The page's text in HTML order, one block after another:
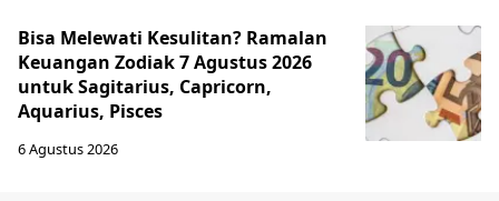
Bisa Melewati Kesulitan? Ramalan
Keuangan Zodiak 7 Agustus 2026
untuk Sagitarius, Capricorn,
Aquarius, Pisces
6 Agustus 2026